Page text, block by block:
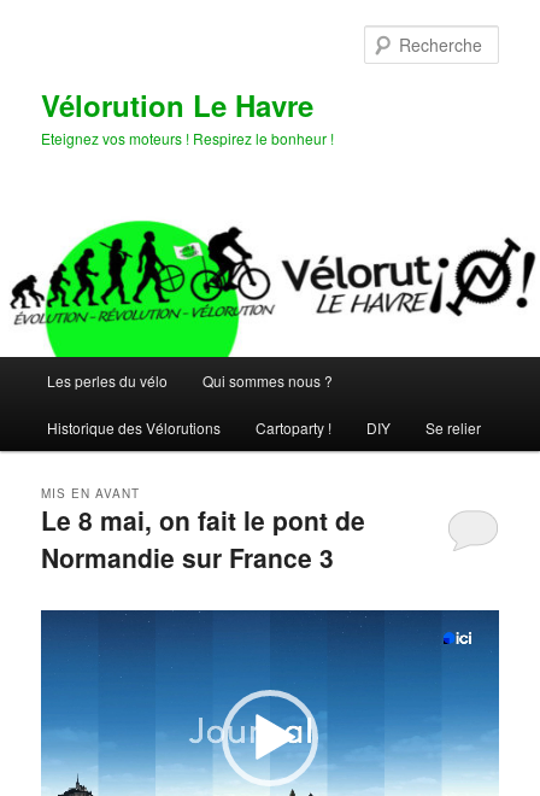
Vélorution Le Havre
Eteignez vos moteurs ! Respirez le bonheur !
principal
Les perles du vélo Qui sommes nous ?
Historique des Vélorutions Cartoparty ! DIY Se relier
Le 8 mai, on fait le pont de
Normandie sur France 3
MIS EN AVANT